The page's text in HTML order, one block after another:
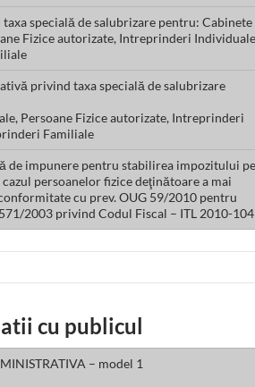
specială de salubrizare pentru: Cabinete
Fizice autorizate, Intreprinderi
privind taxa specială de salubrizare
Persoane Fizice autorizate, Intreprinderi
Familiale
de impunere pentru stabilirea impozitului pe
persoanelor fizice deţinătoare a mai
cu prev. OUG 59/2010 pentru
2003 privind Codul Fiscal – ITL 2010-104
cu publicul
– model 1